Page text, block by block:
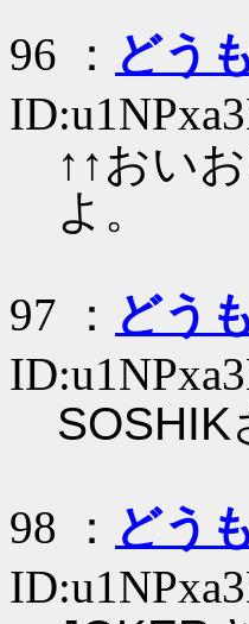
96 ： どう
↑↑おい
よ。
97 ： どう
98 ： どう